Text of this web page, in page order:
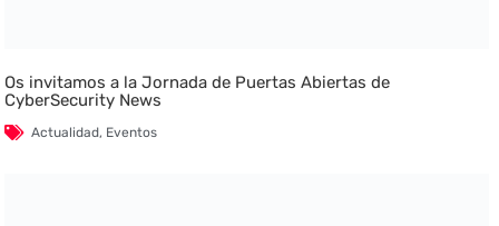
Os invitamos a la Jornada de Puertas Abiertas de
CyberSecurity News
Actualidad, Eventos